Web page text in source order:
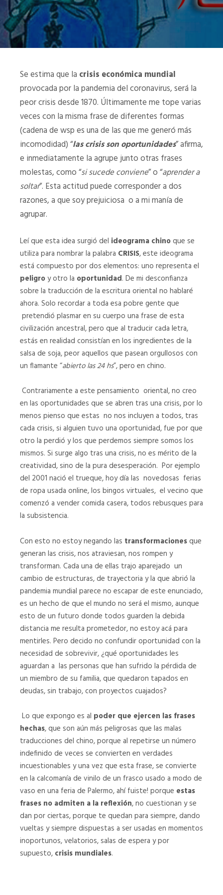
Se estima que la crisis económica mundial
provocada por la pandemia del coronavirus, será la
peor crisis desde 1870. Últimamente me tope varias
veces con la misma frase de diferentes formas
(cadena de wsp es una de las que me generó más
incomodidad) “las crisis son oportunidades” afirma,
e inmediatamente la agrupe junto otras frases
molestas, como “si sucede conviene” o “aprender a
soltar”. Esta actitud puede corresponder a dos
razones, a que soy prejuiciosa o a mi manía de
agrupar.
Leí que esta idea surgió del ideograma chinoque se
utiliza para nombrar la palabra CRISIS, este ideograma
está compuesto por dos elementos: uno representa el
peligroy otro la oportunidad. De mi desconfianza
sobre la traducción de la escritura oriental no hablaré
ahora. Solo recordar a toda esa pobre gente que
pretendió plasmar en su cuerpo una frase de esta
civilización ancestral, pero que al traducir cada letra,
estás en realidad consistían en los ingredientes de la
salsa de soja, peor aquellos que pasean orgullosos con
un flamante “abierto las 24 hs”, pero en chino.
Contrariamente a este pensamiento oriental, no creo
en las oportunidades que se abren tras una crisis, por lo
menos pienso que estas no nos incluyen a todos, tras
cada crisis, si alguien tuvo una oportunidad, fue por que
otro la perdió y los que perdemos siempre somos los
mismos. Si surge algo tras una crisis, no es mérito de la
creatividad, sino de la pura desesperación. Por ejemplo
del 2001 nació el trueque, hoy día las novedosas ferias
de ropa usada online, los bingos virtuales, el vecino que
comenzó a vender comida casera, todos rebusques para
la subsistencia.
Con esto no estoy negando las transformacionesque
generan las crisis, nos atraviesan, nos rompen y
transforman. Cada una de ellas trajo aparejado un
cambio de estructuras, de trayectoria y la que abrió la
pandemia mundial parece no escapar de este enunciado,
es un hecho de que el mundo no será el mismo, aunque
esto de un futuro donde todos guarden la debida
distancia me resulta prometedor, no estoy acá para
mentirles. Pero decido no confundir oportunidad con la
necesidad de sobrevivir, ¿qué oportunidades les
aguardan a las personas que han sufrido la pérdida de
un miembro de su familia, que quedaron tapados en
deudas, sin trabajo, con proyectos cuajados?
Lo que expongo es al poder que ejercen las frases
hechas, que son aún más peligrosas que las malas
traducciones del chino, porque al repetirse un número
indefinido de veces se convierten en verdades
incuestionables y una vez que esta frase, se convierte
en la calcomanía de vinilo de un frasco usado a modo de
vaso en una feria de Palermo, ahí fuiste! porque estas
frases no admiten a la reflexión, no cuestionan y se
dan por ciertas, porque te quedan para siempre, dando
vueltas y siempre dispuestas a ser usadas en momentos
inoportunos, velatorios, salas de espera y por
supuesto, crisis mundiales.